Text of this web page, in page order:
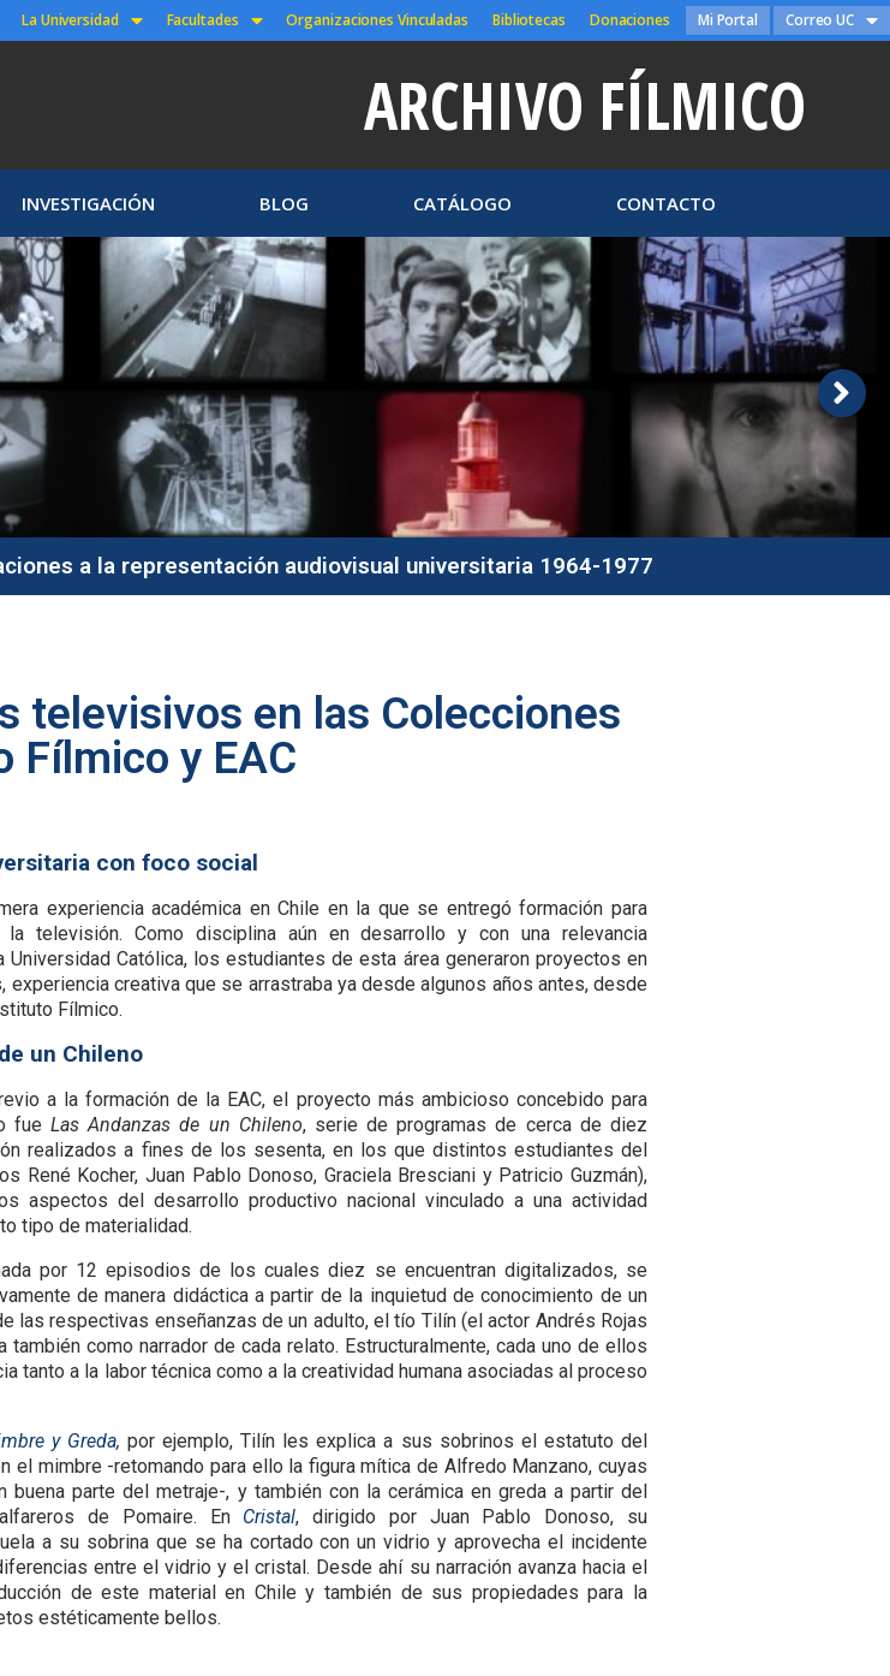
La Universidad Facultades Organizaciones Vinculadas Bibliotecas Donaciones Mi Portal Correo UC
ARCHIVO FÍLMICO
INVESTIGACIÓN BLOG CATÁLOGO CONTACTO
a la representación audiovisual universitaria 1964-1977
televisivos en las Colecciones
Fílmico y EAC
con foco social
experiencia académica en Chile en la que se entregó formación para
la televisión. Como disciplina aún en desarrollo y con una relevancia
Universidad Católica, los estudiantes de esta área generaron proyectos en
creativa que se arrastraba ya desde algunos años antes, desde
Fílmico.
un Chileno
a la formación de la EAC, el proyecto más ambicioso concebido para
fue Las Andanzas de un Chileno, serie de programas de cerca de diez
realizados a fines de los sesenta, en los que distintos estudiantes del
René Kocher, Juan Pablo Donoso, Graciela Bresciani y Patricio Guzmán),
aspectos del desarrollo productivo nacional vinculado a una actividad
tipo de materialidad.
por 12 episodios de los cuales diez se encuentran digitalizados, se
de manera didáctica a partir de la inquietud de conocimiento de un
las respectivas enseñanzas de un adulto, el tío Tilín (el actor Andrés Rojas
también como narrador de cada relato. Estructuralmente, cada uno de ellos
tanto a la labor técnica como a la creatividad humana asociadas al proceso
y Greda, por ejemplo, Tilín les explica a sus sobrinos el estatuto del
el mimbre -retomando para ello la figura mítica de Alfredo Manzano, cuyas
buena parte del metraje-, y también con la cerámica en greda a partir del
de Pomaire. En Cristal, dirigido por Juan Pablo Donoso, su
a su sobrina que se ha cortado con un vidrio y aprovecha el incidente
entre el vidrio y el cristal. Desde ahí su narración avanza hacia el
de este material en Chile y también de sus propiedades para la
estéticamente bellos.